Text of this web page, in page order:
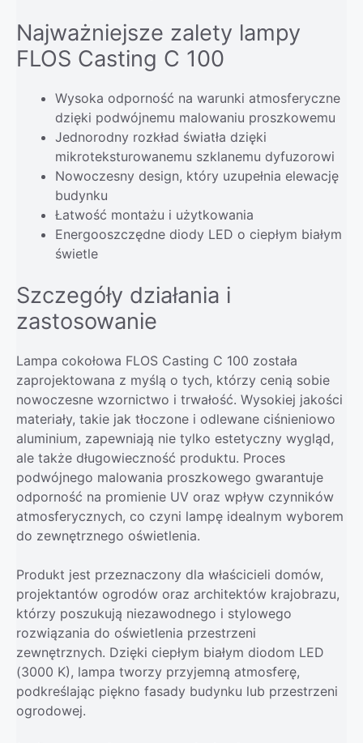
Najważniejsze zalety lampy
FLOS Casting C 100
Wysoka odporność na warunki atmosferyczne
dzięki podwójnemu malowaniu proszkowemu
Jednorodny rozkład światła dzięki
mikroteksturowanemu szklanemu dyfuzorowi
Nowoczesny design, który uzupełnia elewację
budynku
Łatwość montażu i użytkowania
Energooszczędne diody LED o ciepłym białym
świetle
Szczegóły działania i
zastosowanie
Lampa cokołowa FLOS Casting C 100 została
zaprojektowana z myślą o tych, którzy cenią sobie
nowoczesne wzornictwo i trwałość. Wysokiej jakości
materiały, takie jak tłoczone i odlewane ciśnieniowo
aluminium, zapewniają nie tylko estetyczny wygląd,
ale także długowieczność produktu. Proces
podwójnego malowania proszkowego gwarantuje
odporność na promienie UV oraz wpływ czynników
atmosferycznych, co czyni lampę idealnym wyborem
do zewnętrznego oświetlenia.
Produkt jest przeznaczony dla właścicieli domów,
projektantów ogrodów oraz architektów krajobrazu,
którzy poszukują niezawodnego i stylowego
rozwiązania do oświetlenia przestrzeni
zewnętrznych. Dzięki ciepłym białym diodom LED
(3000 K), lampa tworzy przyjemną atmosferę,
podkreślając piękno fasady budynku lub przestrzeni
ogrodowej.